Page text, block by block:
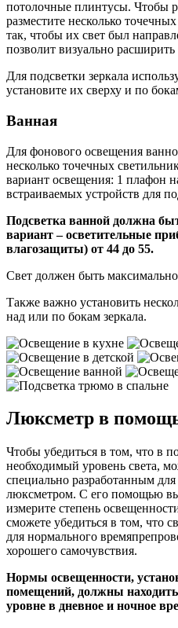
потолочные плинтусы. Чтобы
разместите несколько
так, чтобы их свет был
позволит визуально расширить
Для подсветки зеркала
установите их сверху и по
Ванная
Для фонового освещения
несколько точечных
вариант освещения: 1 плафон
встраиваемых устройств для
Подсветка ванной должна
вариант – осветительные
влагозащиты) от 44 до 55.
Свет должен быть
Также важно установить
над или по бокам зеркала.
Люксметр в
Чтобы убедиться в том, что в
необходимый уровень света,
специально разработанным
люксметром. С его помощью
измерите степень
сможете убедиться в том, что
для нормального
хорошего самочувствия.
Нормы освещенности,
помещений, должны
уровне в дневное и ночное